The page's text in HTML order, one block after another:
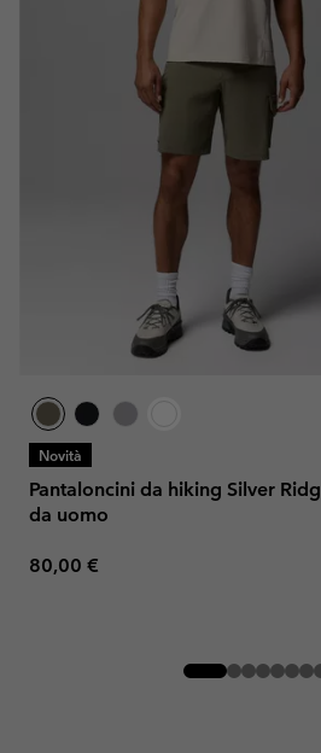
Novità
Pantaloncini da hiking Silver
da uomo
Regular price:
80,00 €